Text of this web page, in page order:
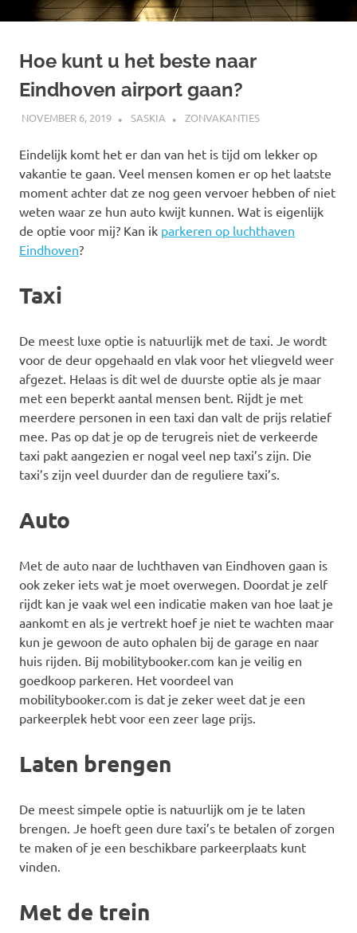
Hoe kunt u het beste naar
Eindhoven airport gaan?
NOVEMBER 6, 2019 SASKIA ZONVAKANTIES
Eindelijk komt het er dan van het is tijd om lekker op
vakantie te gaan. Veel mensen komen er op het laatste
moment achter dat ze nog geen vervoer hebben of niet
weten waar ze hun auto kwijt kunnen. Wat is eigenlijk
de optie voor mij? Kan ik parkeren op luchthaven
Eindhoven?
Taxi
De meest luxe optie is natuurlijk met de taxi. Je wordt
voor de deur opgehaald en vlak voor het vliegveld weer
afgezet. Helaas is dit wel de duurste optie als je maar
met een beperkt aantal mensen bent. Rijdt je met
meerdere personen in een taxi dan valt de prijs relatief
mee. Pas op dat je op de terugreis niet de verkeerde
taxi pakt aangezien er nogal veel nep taxi’s zijn. Die
taxi’s zijn veel duurder dan de reguliere taxi’s.
Auto
Met de auto naar de luchthaven van Eindhoven gaan is
ook zeker iets wat je moet overwegen. Doordat je zelf
rijdt kan je vaak wel een indicatie maken van hoe laat je
aankomt en als je vertrekt hoef je niet te wachten maar
kun je gewoon de auto ophalen bij de garage en naar
huis rijden. Bij mobilitybooker.com kan je veilig en
goedkoop parkeren. Het voordeel van
mobilitybooker.com is dat je zeker weet dat je een
parkeerplek hebt voor een zeer lage prijs.
Laten brengen
De meest simpele optie is natuurlijk om je te laten
brengen. Je hoeft geen dure taxi’s te betalen of zorgen
te maken of je een beschikbare parkeerplaats kunt
vinden.
Met de trein